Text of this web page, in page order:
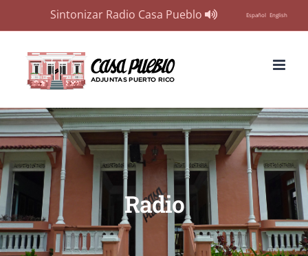
Sintonizar Radio Casa Pueblo Español English
content
Radio